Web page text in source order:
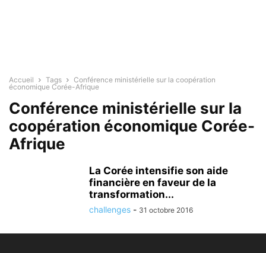
Accueil Tags
Conférence ministérielle sur la coopération
économique Corée-Afrique
Conférence ministérielle sur la
coopération économique Corée-
Afrique
La Corée intensifie son aide
financière en faveur de la
transformation...
challenges - 31 octobre 2016